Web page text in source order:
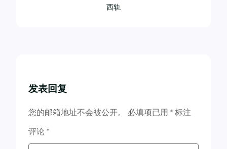
西轨
发表回复
您的邮箱地址不会被公开。 必填项已用 * 标注
评论 *